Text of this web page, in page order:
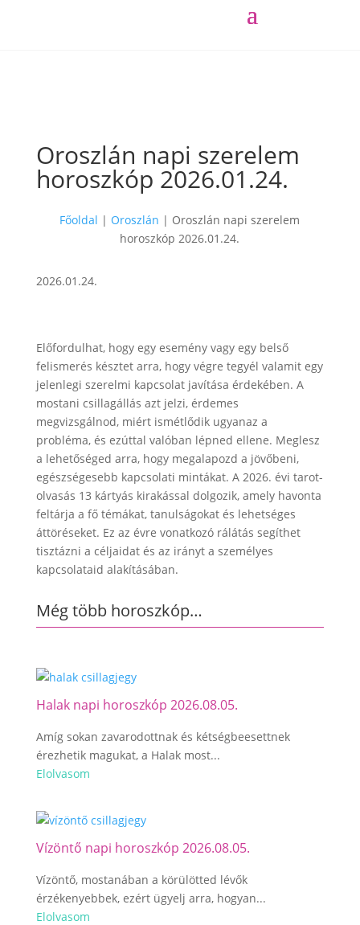
Oroszlán napi szerelem
horoszkóp 2026.01.24.
Főoldal | Oroszlán | Oroszlán napi szerelem
horoszkóp 2026.01.24.
2026.01.24.
Előfordulhat, hogy egy esemény vagy egy belső
felismerés késztet arra, hogy végre tegyél valamit egy
jelenlegi szerelmi kapcsolat javítása érdekében. A
mostani csillagállás azt jelzi, érdemes
megvizsgálnod, miért ismétlődik ugyanaz a
probléma, és ezúttal valóban lépned ellene. Meglesz
a lehetőséged arra, hogy megalapozd a jövőbeni,
egészségesebb kapcsolati mintákat. A 2026. évi tarot-
olvasás 13 kártyás kirakással dolgozik, amely havonta
feltárja a fő témákat, tanulságokat és lehetséges
áttöréseket. Ez az évre vonatkozó rálátás segíthet
tisztázni a céljaidat és az irányt a személyes
kapcsolataid alakításában.
Még több horoszkóp…
Halak napi horoszkóp 2026.08.05.
Amíg sokan zavarodottnak és kétségbeesettnek
érezhetik magukat, a Halak most...
Elolvasom
Vízöntő napi horoszkóp 2026.08.05.
Vízöntő, mostanában a körülötted lévők
érzékenyebbek, ezért ügyelj arra, hogyan...
Elolvasom